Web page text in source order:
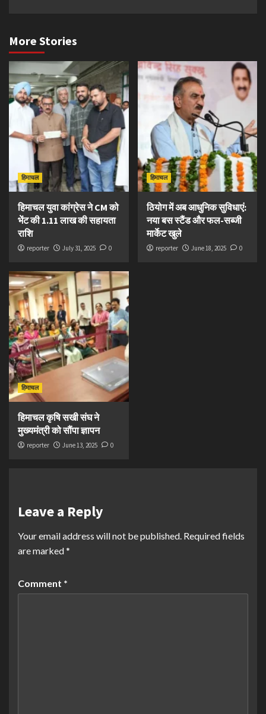
More Stories
हिमाचल
हिमाचल युवा कांग्रेस ने CM को
भेंट की 1.11 लाख की सहायता
राशि
reporter July 31, 2025 0
हिमाचल
ठियोग में अब आधुनिक सुविधाएं:
नया बस स्टैंड और फल-सब्जी
मार्केट खुले
reporter June 18, 2025 0
हिमाचल
हिमाचल कृषि सखी संघ ने
मुख्यमंत्री को सौंपा ज्ञापन
reporter June 13, 2025 0
Leave a Reply
Your email address will not be published. Required fields
are marked*
Comment *